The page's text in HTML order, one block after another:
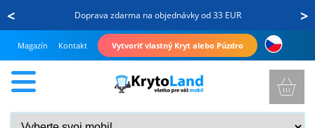
< >
Doprava zdarma na objednávky od 33 EUR
Magazín Kontakt Vytvoriť vlastný Kryt alebo Púzdro